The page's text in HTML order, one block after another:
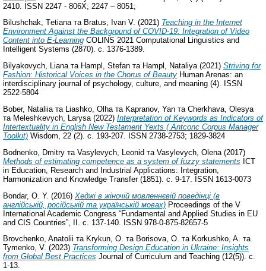
2410. ISSN 2247 - 806X; 2247 – 8051;
Bilushchak, Тetianaта Bratus, Ivan V. (2021) Teaching in the Internet
Environment Against the Background of COVID-19: Integration of Video
Content into E-Learning COLINS 2021 Computational Linguistics and
Intelligent Systems (2870). с. 1376-1389.
Bilyakovych, Lianaта Hampl, Stefan та Hampl, Nataliya(2021) Striving for
Fashion: Historical Voices in the Chorus of Beauty Human Arenas: an
interdisciplinary journal of psychology, culture, and meaning (4). ISSN
2522-5804
Bober, Nataliia та Liashko, Olha та Kapranov, Yan та Cherkhava, Olesya
та Meleshkevych, Larysa (2022) Interpretation of Keywords as Indicators of
Intertextuality in English New Testament Yexts ( Antconc Corpus Manager
Toolkit) Wisdom, 22 (2). с. 193-207. ISSN 2738-2753; 1829-3824
Bodnenko, Dmitry та Vasylevych, Leonid та Vasylevych, Olena (2017)
Methods of estimating competence as a system of fuzzy statements ICT
in Education, Research and Industrial Applications: Integration,
Harmonization and Knowledge Transfer (1851). с. 9-17. ISSN 1613-0073
Bondar, O. Y. (2016) Хеджі в жіночій мовленнєвій поведінці (в
англійській, російській та українській мовах) Proceedings of the V
International Academic Congress “Fundamental and Applied Studies in EU
and CIS Countries”, ІІ. с. 137-140. ISSN 978-0-875-82657-5
Brovchenko, Anatolii та Krykun, O. та Borisova, O. та Korkushko, A. та
Tymenko, V. (2023) Transforming Design Education іn Ukraine: Insights
from Global Best Practices Journal of Curriculum and Teaching (12(5)). с.
1-13.